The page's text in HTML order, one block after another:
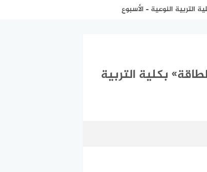
النوعية – الأسبوع
بكلية التربية